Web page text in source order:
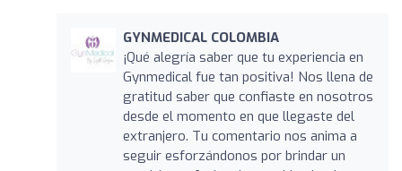
GYNMEDICAL COLOMBIA
¡Qué alegría saber que tu experiencia en
Gynmedical fue tan positiva! Nos llena de
gratitud saber que confiaste en nosotros
desde el momento en que llegaste del
extranjero. Tu comentario nos anima a
seguir esforzándonos por brindar un